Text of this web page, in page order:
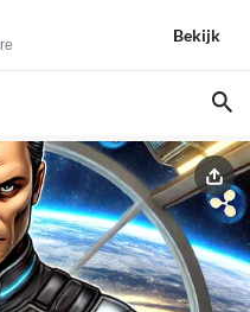
Bekijk